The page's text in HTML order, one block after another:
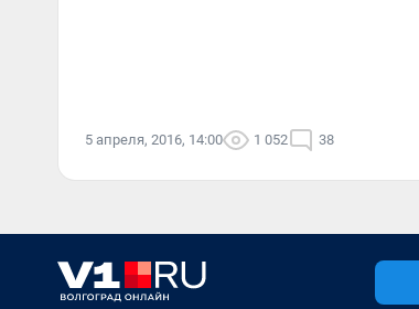
5 апреля, 2016, 14:00 1 052 38